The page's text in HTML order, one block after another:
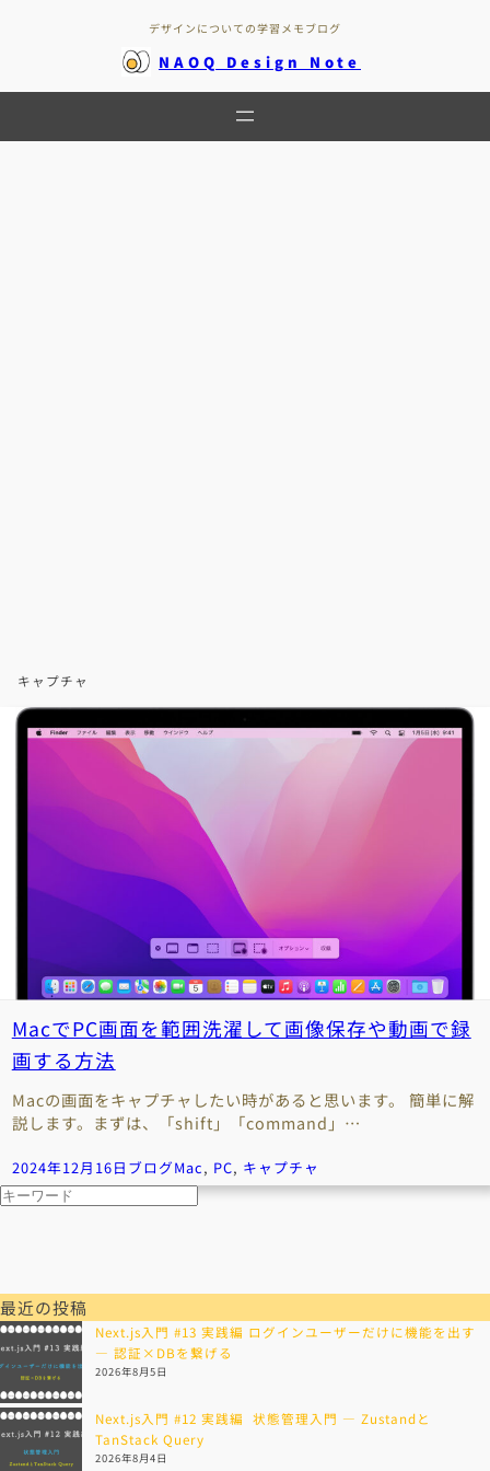
プ
デザインについての学習メモブログ
NAOQ Design Note
キャプチャ
MacでPC画面を範囲洗濯して画像保存や動画で録
画する方法
Macの画面をキャプチャしたい時があると思います。 簡単に解
説します。まずは、「shift」「command」…
2024年12月16日 ブログMac, PC, キャプチャ
検
最近の投稿
Next.js入門 #13 実践編 ログインユーザーだけに機能を出す
— 認証×DBを繋げる
2026年8月5日
Next.js入門 #12 実践編 状態管理入門 — Zustandと
TanStack Query
2026年8月4日